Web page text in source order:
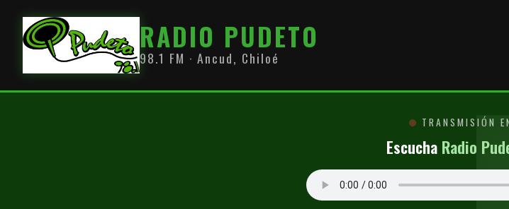
RADIO PUDETO
98.1 FM · Ancud, Chiloé
TRANSMISIÓN
Escucha Radio